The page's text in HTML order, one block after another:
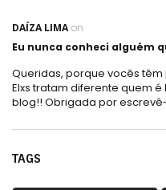
DAÍZA LIMAon
Eu nunca conheci alguém
Queridas, porque vocês
Elxs tratam diferente quem
blog!! Obrigada por
TAGS